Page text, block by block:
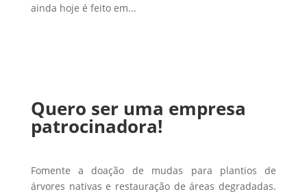
ainda hoje é feito em...
Quero ser uma empresa
patrocinadora!
Fomente a doação de mudas para plantios de
árvores nativas e restauração de áreas degradadas.